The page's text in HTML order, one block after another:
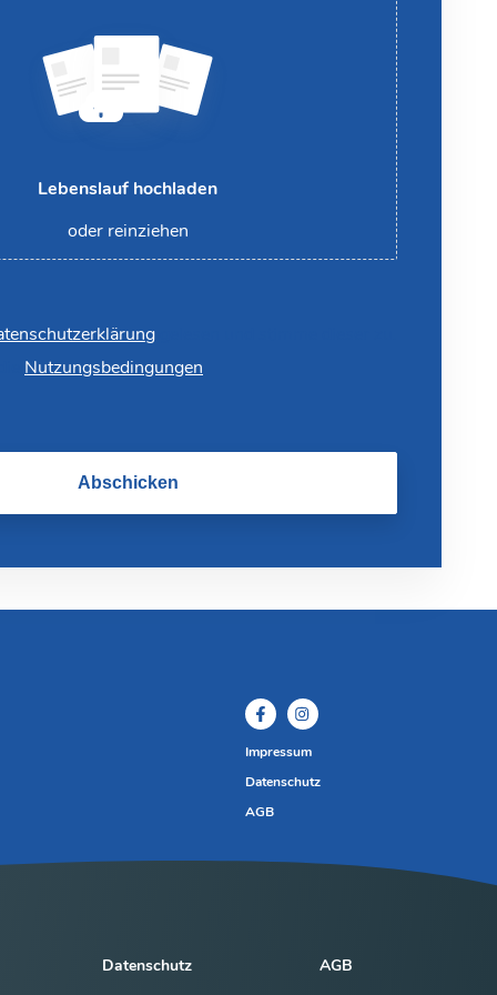
Lebenslauf hochladen
oder reinziehen
Nutzungsbedingungen
Abschicken
Impressum
Datenschutz
AGB
Datenschutz AGB